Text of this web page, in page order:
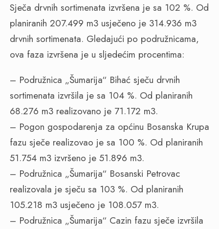
Sječa drvnih sortimenata izvršena je sa 102 %. Od
planiranih 207.499 m3 usječeno je 314.936 m3
drvnih sortimenata. Gledajući po podružnicama,
ova faza izvršena je u sljedećim procentima:
– Podružnica „Šumarija“ Bihać sječu drvnih
sortimenata izvršila je sa 104 %. Od planiranih
68.276 m3 realizovano je 71.172 m3.
– Pogon gospodarenja za općinu Bosanska Krupa
fazu sječe realizovao je sa 100 %. Od planiranih
51.754 m3 izvršeno je 51.896 m3.
– Podružnica „Šumarija“ Bosanski Petrovac
realizovala je sječu sa 103 %. Od planiranih
105.218 m3 usječeno je 108.057 m3.
– Podružnica „Šumarija“ Cazin fazu sječe izvršila